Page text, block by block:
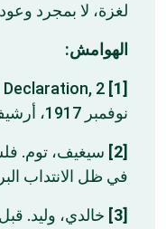
لغزة، لا بمجرد
الهوامش:
[1]
نوفمبر 1917، أرشيف وزارة الخارجية البريطانية.
[2]
سيغيف، توم.
في ظل الانتداب
[3]
خالدي، وليد.